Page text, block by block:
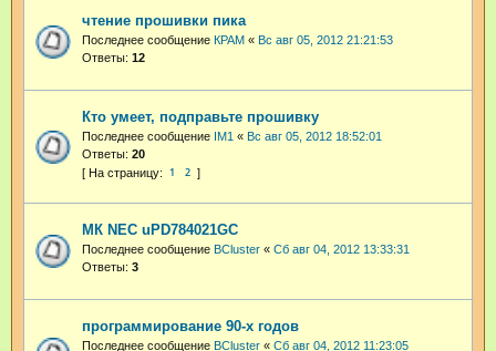
чтение прошивки пика
Последнее сообщение КРАМ « Вс авг 05, 2012 21:21:53
Ответы: 12
Кто умеет, подправьте прошивку
Последнее сообщение IM1 « Вс авг 05, 2012 18:52:01
Ответы: 20
1 2
МК NEC uPD784021GC
Последнее сообщение BCluster « Сб авг 04, 2012 13:33:31
Ответы: 3
программирование 90-х годов
Последнее сообщение BCluster « Сб авг 04, 2012 11:23:05